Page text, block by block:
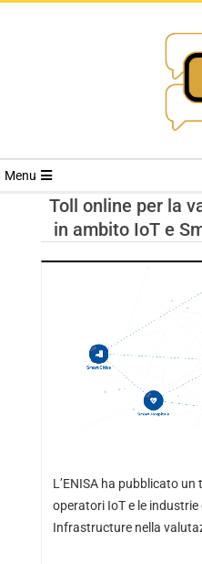
Menu
Toll online per la
in ambito IoT e
L’ENISAha pubblicato un
operatori IoT e le industrie
Infrastructure nella